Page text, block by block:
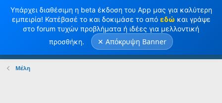
Υπάρχει διαθέσιμη η beta έκδοση του App μας για καλύτερη
εμπειρία! Κατέβασέ το και δοκιμάσε το από εδώ και γράψε
στο forum τυχών προβλήματα ή ιδέες για μελλοντική
προσθήκη.
✕ Απόκρυψη Banner
Σύνδεση
Μέλη